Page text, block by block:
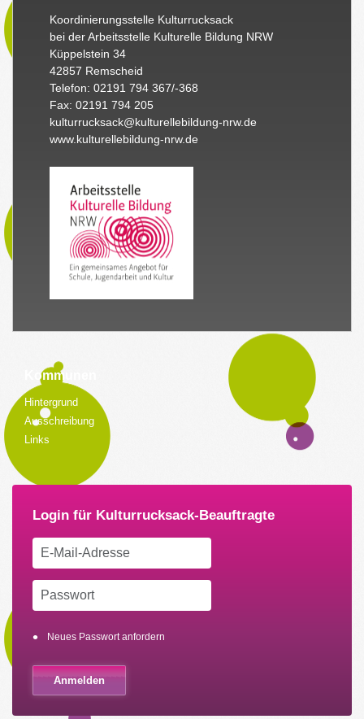
Koordinierungsstelle Kulturrucksack
bei der Arbeitsstelle Kulturelle Bildung NRW
Küppelstein 34
42857 Remscheid
Telefon: 02191 794 367/-368
Fax: 02191 794 205
kulturrucksack@kulturellebildung-nrw.de
www.kulturellebildung-nrw.de
Kommunen
Hintergrund
Ausschreibung
Links
Neues Passwort anfordern